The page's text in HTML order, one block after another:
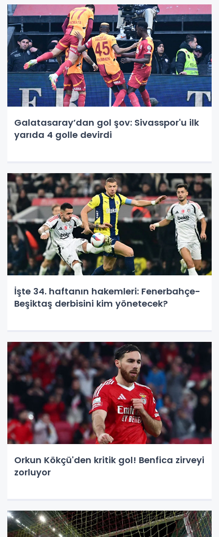
Galatasaray’dan gol şov: Sivasspor'u ilk
yarıda 4 golle devirdi
İşte 34. haftanın hakemleri: Fenerbahçe-
Beşiktaş derbisini kim yönetecek?
Orkun Kökçü'den kritik gol! Benfica zirveyi
zorluyor